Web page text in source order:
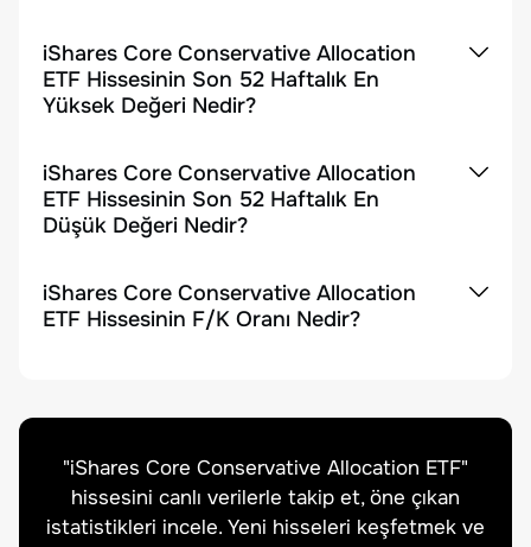
iShares Core Conservative Allocation
ETF Hissesinin Son 52 Haftalık En
Yüksek Değeri Nedir?
iShares Core Conservative Allocation
ETF Hissesinin Son 52 Haftalık En
Düşük Değeri Nedir?
iShares Core Conservative Allocation
ETF Hissesinin F/K Oranı Nedir?
"iShares Core Conservative Allocation ETF"
hissesini canlı verilerle takip et, öne çıkan
istatistikleri incele. Yeni hisseleri keşfetmek ve